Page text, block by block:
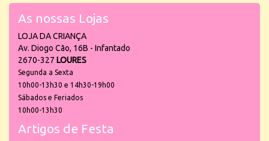
As nossas Lojas
LOJA DA CRIANÇA
Av. Diogo Cão, 16B - Infantado
2670-327 LOURES
Segunda a Sexta
10h00-13h30 e 14h30-19h00
Sábados e Feriados
10h00-13h30
Artigos de Festa